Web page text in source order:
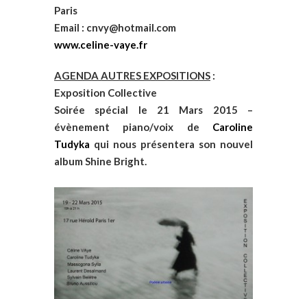
Paris
Email : cnvy@hotmail.com
www.celine-vaye.fr
AGENDA AUTRES EXPOSITIONS :
Exposition Collective
Soirée spécial le 21 Mars 2015 –
évènement piano/voix de Caroline
Tudyka qui nous présentera son nouvel
album Shine Bright.